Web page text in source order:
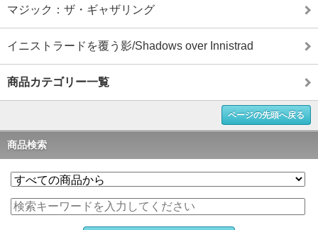
マジック：ザ・ギャザリング
イニストラードを覆う影/Shadows over Innistrad
商品カテゴリー一覧
ページの先頭へ戻る
商品検索